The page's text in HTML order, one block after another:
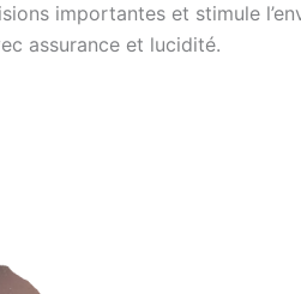
importantes et stimule
assurance et lucidité.